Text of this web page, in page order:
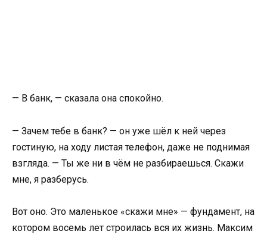
— В банк, — сказала она спокойно.
— Зачем тебе в банк? — он уже шёл к ней через
гостиную, на ходу листая телефон, даже не поднимая
взгляда. — Ты же ни в чём не разбираешься. Скажи
мне, я разберусь.
Вот оно. Это маленькое «скажи мне» — фундамент, на
котором восемь лет строилась вся их жизнь. Максим